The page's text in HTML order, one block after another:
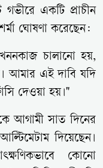
একটি প্রাচীন
ঘোষণা করেছেন:
চালানো হয়,
আমার এই দাবি যদি
দেওয়া হয়।"
আগামী সাত দিনের
দিয়েছেন।
কোনো